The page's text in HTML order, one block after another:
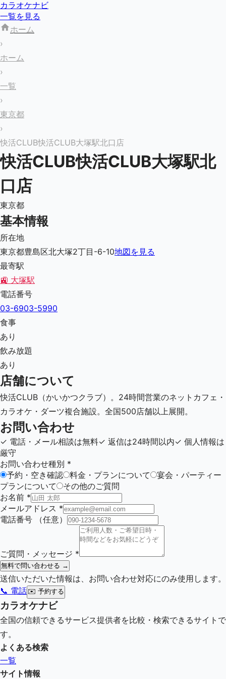
カラオケナビ
一覧を見る
ホーム
›
ホーム
›
一覧
›
東京都
›
快活CLUB快活CLUB大塚駅北口店
快活CLUB快活CLUB大塚駅北
口店
東京都
基本情報
所在地
東京都豊島区北大塚2丁目-6-10地図を見る
最寄駅
🚉 大塚駅
電話番号
03-6903-5990
食事
あり
飲み放題
あり
店舗について
快活CLUB（かいかつクラブ）。24時間営業のネットカフェ・
カラオケ・ダーツ複合施設。全国500店舗以上展開。
お問い合わせ
✓ 電話・メール相談は無料✓ 返信は24時間以内✓ 個人情報は
厳守
お問い合わせ種別 *
予約・空き確認
料金・プランについて
宴会・パーティー
プランについて
その他のご質問
お名前 *
メールアドレス *
電話番号
（任意）
ご質問・メッセージ *
無料で問い合わせる →
送信いただいた情報は、お問い合わせ対応にのみ使用します。
📞 電話 ✉️ 予約する
カラオケナビ
全国の信頼できるサービス提供者を比較・検索できるサイトで
す。
よくある検索
一覧
サイト情報